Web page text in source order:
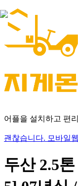
어플을 설치하고 편
괜찮습니다. 모바일
두산 2.5